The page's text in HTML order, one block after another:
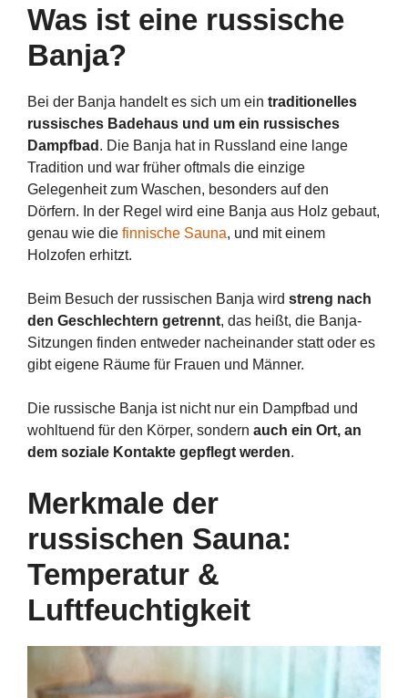
Was ist eine russische
Banja?
Bei der Banja handelt es sich um ein traditionelles
russisches Badehaus und um ein russisches
Dampfbad . Die Banja hat in Russland eine lange
Tradition und war früher oftmals die einzige
Gelegenheit zum Waschen, besonders auf den
Dörfern. In der Regel wird eine Banja aus Holz gebaut,
genau wie die finnische Sauna, und mit einem
Holzofen erhitzt.
Beim Besuch der russischen Banja wird streng nach
den Geschlechtern getrennt, das heißt, die Banja-
Sitzungen finden entweder nacheinander statt oder es
gibt eigene Räume für Frauen und Männer.
Die russische Banja ist nicht nur ein Dampfbad und
wohltuend für den Körper, sondern auch ein Ort, an
dem soziale Kontakte gepflegt werden.
Merkmale der
russischen Sauna:
Temperatur &
Luftfeuchtigkeit